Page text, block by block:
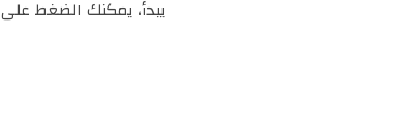
يبدأ، يمكنك الضغط